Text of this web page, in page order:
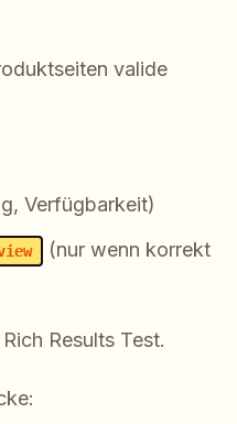
valide
Verfügbarkeit)
(nur wenn korrekt
Results Test.